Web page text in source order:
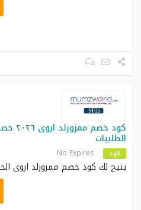
الطلبيات
كود No Expires
يتيح لك كود خصم ممزورلد اروى